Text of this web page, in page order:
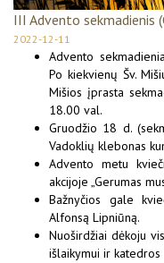
III Advento sekmadienis
2022-12-11
Advento
Po kiekvienų Šv.
Mišios įprasta
18.00 val.
Gruodžio 18 d.
Vadoklių klebonas
Advento metu
akcijoje „Gerumas
Bažnyčios gale
Alfonsą Lipniūną.
Nuoširdžiai dėkoju
išlaikymui ir